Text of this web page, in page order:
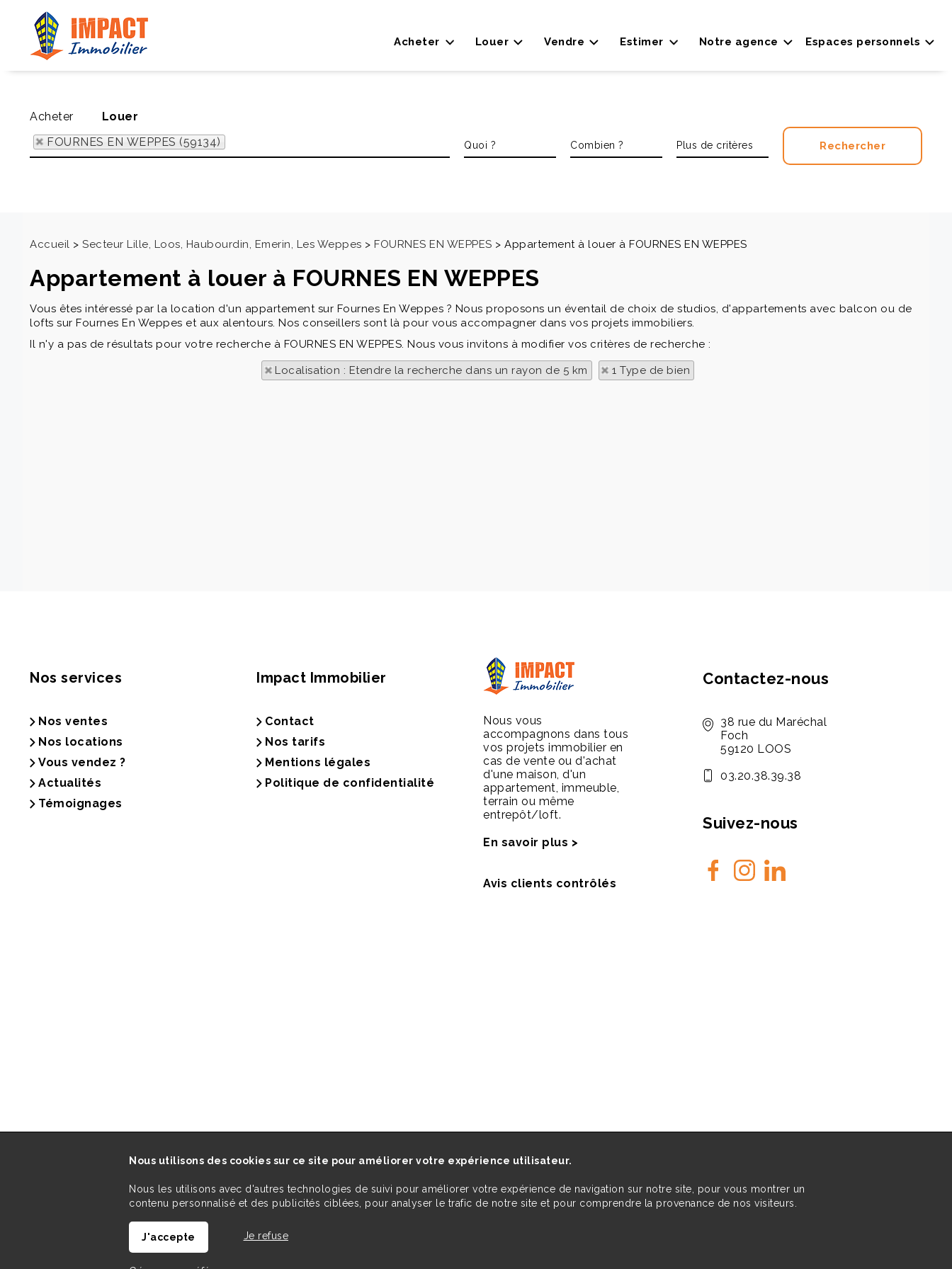
Espaces personnels
Acheter Louer Vendre Estimer Notre agence
Acheter
Louer
FOURNES EN WEPPES (59134)
Accueil > Secteur Lille, Loos, Haubourdin, Emerin, Les Weppes > FOURNES EN WEPPES > Appartement à louer à FOURNES EN WEPPES
Appartement à louer à FOURNES EN WEPPES
Vous êtes intéressé par la location d'un appartement sur Fournes En Weppes ? Nous proposons un éventail de choix de studios, d'appartements avec balcon ou de
lofts sur Fournes En Weppes et aux alentours. Nos conseillers sont là pour vous accompagner dans vos projets immobiliers.
Il n'y a pas de résultats pour votre recherche à FOURNES EN WEPPES. Nous vous invitons à modifier vos critères de recherche :
Localisation : Etendre la recherche dans un rayon de 5 km 1 Type de bien
Nos services
Nos ventes
Nos locations
Vous vendez ?
Actualités
Témoignages
Impact Immobilier
Contact
Nos tarifs
Mentions légales
Politique de confidentialité
Nous vous
accompagnons dans tous
vos projets immobilier en
cas de vente ou d'achat
d'une maison, d'un
appartement, immeuble,
terrain ou même
entrepôt/loft.
En savoir plus >
Avis clients contrôlés
Contactez-nous
38 rue du Maréchal
Foch
59120 LOOS
03.20.38.39.38
Suivez-nous
Nous utilisons des cookies sur ce site pour améliorer votre expérience utilisateur.
Nous les utilisons avec d'autres technologies de suivi pour améliorer votre expérience de navigation sur notre site, pour vous montrer un
contenu personnalisé et des publicités ciblées, pour analyser le trafic de notre site et pour comprendre la provenance de nos visiteurs.
J'accepte Je refuse